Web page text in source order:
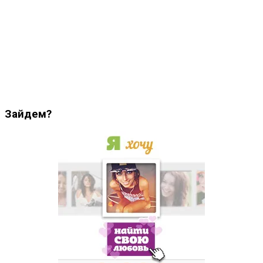
Зайдем?